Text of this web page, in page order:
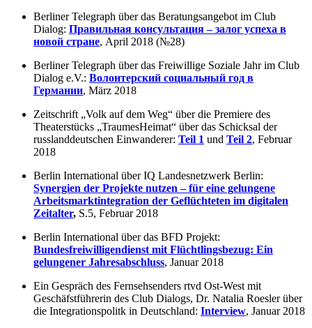
Berliner Telegraph über das Beratungsangebot im Club
Dialog: Правильная консультация – залог успеха в
новой стране, April 2018 (№28)
Berliner Telegraph über das Freiwillige Soziale Jahr im Club
Dialog e.V.: Волонтерский социальный год в
Германии, März 2018
Zeitschrift „Volk auf dem Weg“ über die Premiere des
Theaterstücks „TraumesHeimat“ über das Schicksal der
russlanddeutschen Einwanderer: Teil 1 und Teil 2, Februar
2018
Berlin International über IQ Landesnetzwerk Berlin:
Synergien der Projekte nutzen – für eine gelungene
Arbeitsmarktintegration der Geflüchteten im digitalen
Zeitalter, S.5, Februar 2018
Berlin International über das BFD Projekt:
Bundesfreiwilligendienst mit Flüchtlingsbezug: Ein
gelungener Jahresabschluss, Januar 2018
Ein Gespräch des Fernsehsenders rtvd Ost-West mit
Geschäfstführerin des Club Dialogs, Dr. Natalia Roesler über
die Integrationspolitk in Deutschland: Interview, Januar 2018